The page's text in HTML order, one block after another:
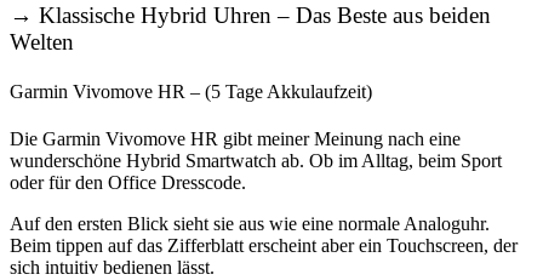
→ Klassische Hybrid Uhren – Das Beste aus beiden
Welten
Garmin Vivomove HR – (5 Tage Akkulaufzeit)
Die Garmin Vivomove HR gibt meiner Meinung nach eine
wunderschöne Hybrid Smartwatch ab. Ob im Alltag, beim Sport
oder für den Office Dresscode.
Auf den ersten Blick sieht sie aus wie eine normale Analoguhr.
Beim tippen auf das Zifferblatt erscheint aber ein Touchscreen, der
sich intuitiv bedienen lässt.